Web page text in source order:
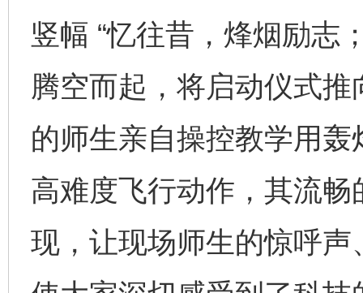
竖幅 “忆往昔，烽烟励志
腾空而起，将启动仪式
的师生亲自操控教学用
高难度飞行动作，其流
现，让现场师生的惊呼